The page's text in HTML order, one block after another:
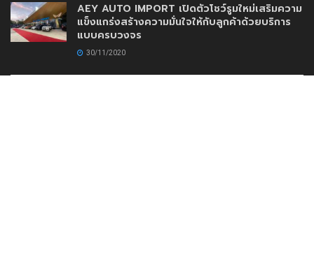
AEY AUTO IMPORT เปิดตัวโชว์รูมใหม่เสริมความ
แข็งแกร่งสร้างความมั่นใจให้กับลูกค้าด้วยบริการ
แบบครบวงจร
30/11/2020